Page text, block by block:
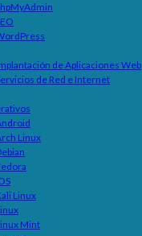
de Aplicaciones Web
de Red e Internet
Linux
Linux
Mint